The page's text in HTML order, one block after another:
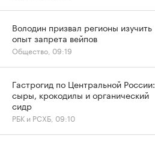
Володин призвал регионы изучить
опыт запрета вейпов
Общество, 09:19
Гастрогид по Центральной России:
сыры, крокодилы и органический
сидр
РБК и РСХБ, 09:10